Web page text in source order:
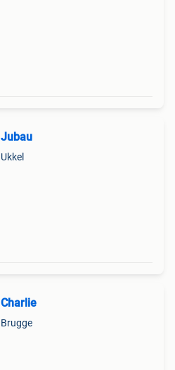
Jubau
Ukkel
Charlie
Brugge